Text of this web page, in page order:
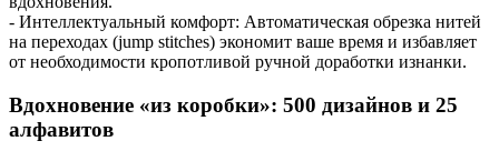
- Интеллектуальный комфорт: Автоматическая обрезка нитей
на переходах (jump stitches) экономит ваше время и избавляет
от необходимости кропотливой ручной доработки изнанки.
Вдохновение «из коробки»: 500 дизайнов и 25
алфавитов